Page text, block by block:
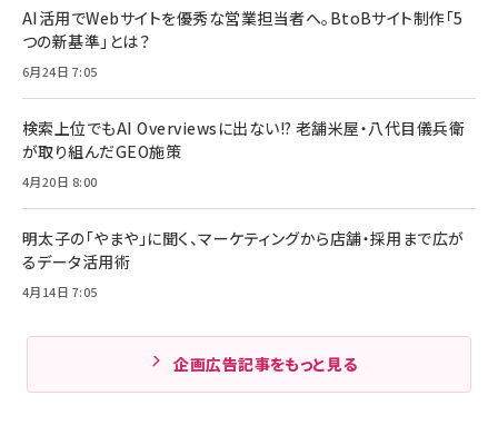
AI活用でWebサイトを優秀な営業担当者へ。BtoBサイト制作「5
つの新基準」とは？
6月24日 7:05
検索上位でもAI Overviewsに出ない!? 老舗米屋・八代目儀兵衛
が取り組んだGEO施策
4月20日 8:00
明太子の「やまや」に聞く、マーケティングから店舗・採用まで広が
るデータ活用術
4月14日 7:05
企画広告記事をもっと見る